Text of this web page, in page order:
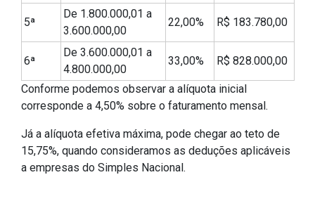
5ª
De 1.800.000,01 a
3.600.000,00
22,00% R$ 183.780,00
6ª
De 3.600.000,01 a
4.800.000,00
33,00% R$ 828.000,00
Conforme podemos observar a alíquota inicial
corresponde a 4,50% sobre o faturamento mensal.
Já a alíquota efetiva máxima, pode chegar ao teto de
15,75%, quando consideramos as deduções aplicáveis
a empresas do Simples Nacional.